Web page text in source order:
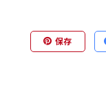
保存